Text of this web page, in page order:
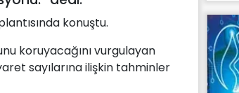
konuştu.
koruyacağını vurgulayan
sayılarına ilişkin tahminler